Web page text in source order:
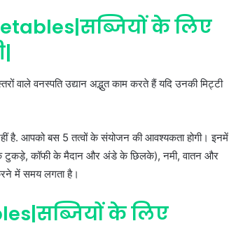
के लिए
वाले वनस्पति उद्यान अद्भुत काम करते हैं यदि उनकी मिट्टी
है. आपको बस 5 तत्वों के संयोजन की आवश्यकता होगी। इनमें
के टुकड़े, कॉफी के मैदान और अंडे के छिलके), नमी, वातन और
में समय लगता है।
के लिए